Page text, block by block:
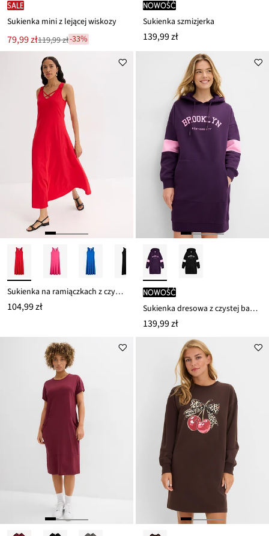
SALE
Sukienka mini z lejącej wiskozy
Nowa
cena
79,99 zł
Przeceniono
119,99 zł
119,99 zł-33%
nowość
Sukienka szmizjerka
139,99 zł
Sukienka na ramiączkach z czystej bawełny organicznej
104,99 zł
nowość
Sukienka dresowa z czystej bawełny organicznej
139,99 zł